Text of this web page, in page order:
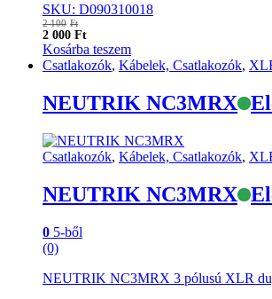
SKU: D090310018
2 100 Ft
2 000 Ft
Kosárba teszem
Csatlakozók, Kábelek, Csatlakozók,
NEUTRIK NC3MRX
Csatlakozók, Kábelek, Csatlakozók,
NEUTRIK NC3MRX
0 5-ből
(0)
NEUTRIK NC3MRX 3 pólusú XLR